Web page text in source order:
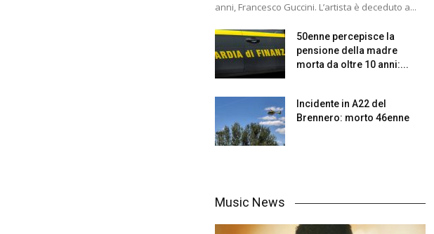
anni, Francesco Guccini. L’artista è deceduto a...
50enne percepisce la
pensione della madre
morta da oltre 10 anni:...
Incidente in A22 del
Brennero: morto 46enne
Music News